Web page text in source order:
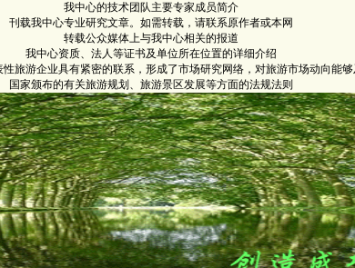
我中心的技术团队主要专家成员简介
刊载我中心专业研究文章。如需转载，请联系原作者或本网
转载公众媒体上与我中心相关的报道
我中心资质、法人等证书及单位所在位置的详细介绍
旅游企业具有紧密的联系，形成了市场研究网络，对旅游市场动向能
国家颁布的有关旅游规划、旅游景区发展等方面的法规法则